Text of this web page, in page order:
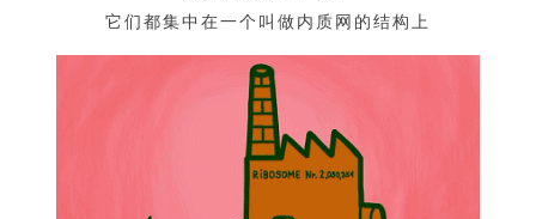
它们都集中在一个叫做内质网的结构上